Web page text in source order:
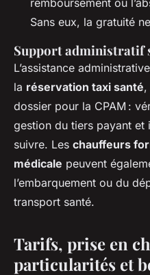
Sans eux, la gratuité
Support administratif
L’assistance
la réservation taxi santé,
dossier pour la CPAM :
gestion du tiers payant et
suivre. Les chauffeurs
médicale peuvent
l’embarquement ou du
transport santé.
Tarifs, prise en
particularités et